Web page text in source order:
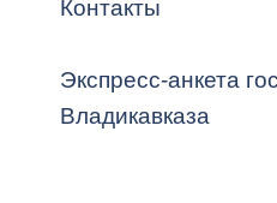
Контакты
Экспресс-анкета
Владикавказа